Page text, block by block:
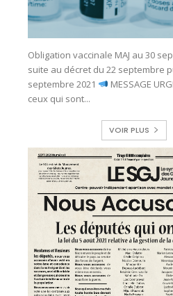
Obligation vaccinale MAJ au 30
suite au décret du 22 septembre
septembre 2021
MESSAGE
ceux qui sont...
VOIR PLUS